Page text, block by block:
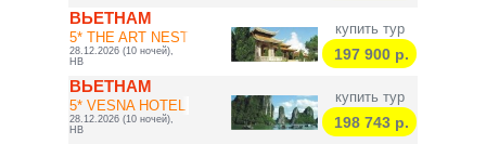
ВЬЕТНАМ
5* THE ART NEST H...
28.12.2026 (10 ночей),
HB
купить тур
197 900 р.
ВЬЕТНАМ
5* VESNA HOTEL NH...
28.12.2026 (10 ночей),
HB
купить тур
198 743 р.